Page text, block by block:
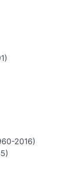
2016)